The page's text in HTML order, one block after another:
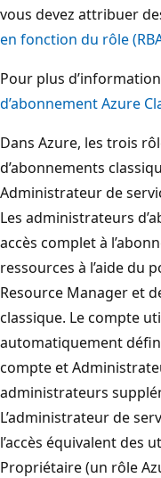
vous devez attribuer
en fonction du rôle
Pour plus
d’abonnement Azure
Dans Azure, les trois
d’abonnements
Administrateur de
Les administrateurs
accès complet à
ressources à l’aide du
Resource Manager et
classique. Le compte
automatiquement
compte et
administrateurs
L’administrateur de
l’accès équivalent des
Propriétaire (un rôle